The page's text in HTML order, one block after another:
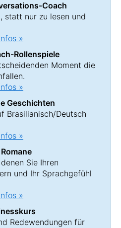
Coach
statt nur zu lesen und
»
Rollenspiele
Moment die
»
Geschichten
Brasilianisch/Deutsch
»
Sie Ihren
und Ihr Sprachgefühl
»
Redewendungen für